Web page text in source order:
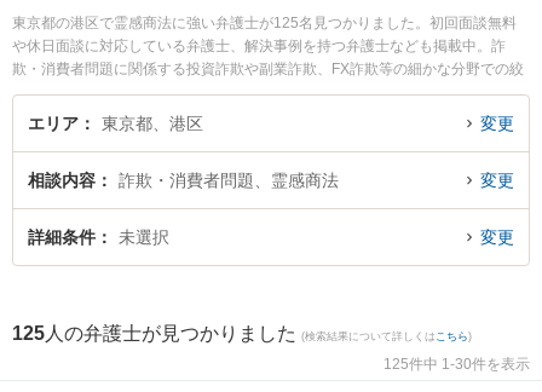
東京都の港区で霊感商法に強い弁護士が125名見つかりました。初回面談無料
や休日面談に対応している弁護士、解決事例を持つ弁護士なども掲載中。詐
欺・消費者問題に関係する投資詐欺や副業詐欺、FX詐欺等の細かな分野での絞
り込み検索もでき便利です。特にNN赤坂溜池法律事務所の成瀬 直邦弁護士や
麹町創和法律事務所の増田 拓真弁護士、弁護士法人若井綜合法律事務所 新橋オ
護士に相談したい』『霊感商法のトラブル解決の実績豊富な近くの弁護士を検
索したい』『初回相談無料で霊感商法を法律相談できる港区内の弁護士に相談
予約したい』などでお困りの相談者さんにおすすめです。
エリア 東京都、港区 変更
相談内容 詐欺・消費者問題、霊感商法 変更
詳細条件 未選択 変更
125 人の弁護士が見つかりました (検索結果について詳しくは こちら)
125件中 1-30件を表示